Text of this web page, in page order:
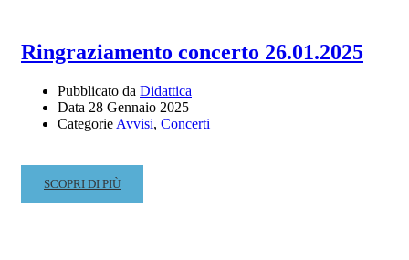
CONSULTA
STUDENTI
Ringraziamento concerto 26.01.2025
Pubblicato da Didattica
Data 28 Gennaio 2025
Categorie Avvisi, Concerti
READ
MORE
SCOPRI DI PIÙ